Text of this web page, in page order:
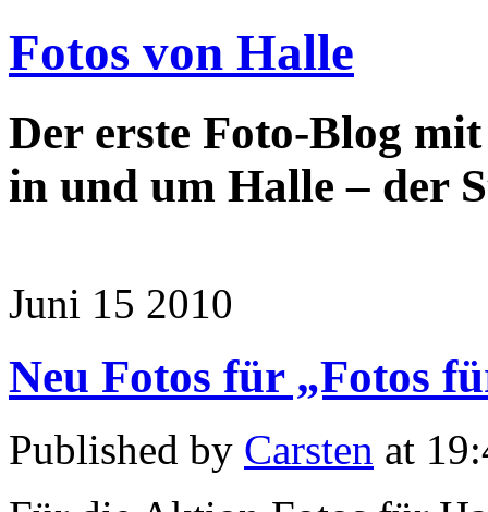
Fotos von Halle
Der erste Foto-Blog
in und um Halle – der
Juni 15 2010
Neu Fotos für „Fotos
Published by Carsten at